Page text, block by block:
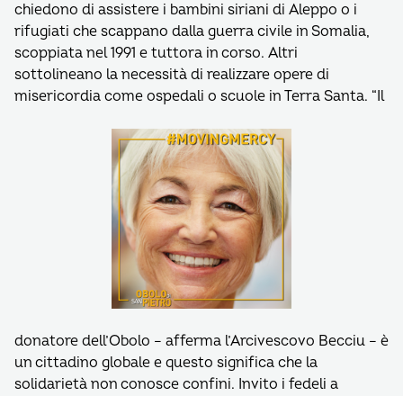
chiedono di assistere i bambini siriani di Aleppo o i
rifugiati che scappano dalla guerra civile in Somalia,
scoppiata nel 1991 e tuttora in corso. Altri
sottolineano la necessità di realizzare opere di
misericordia come ospedali o scuole in Terra Santa. “Il
donatore dell’Obolo – afferma l’Arcivescovo Becciu – è
un cittadino globale e questo significa che la
solidarietà non conosce confini. Invito i fedeli a